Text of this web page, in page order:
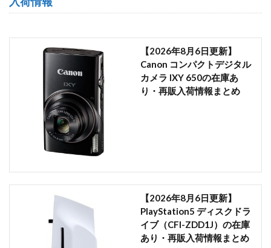
【2026年8月6日更新】
Canon コンパクトデジタル
カメラ IXY 650の在庫あ
り・再販入荷情報まとめ
【2026年8月6日更新】
PlayStation5 ディスクドラ
イブ（CFI-ZDD1J）の在庫
あり・再販入荷情報まとめ